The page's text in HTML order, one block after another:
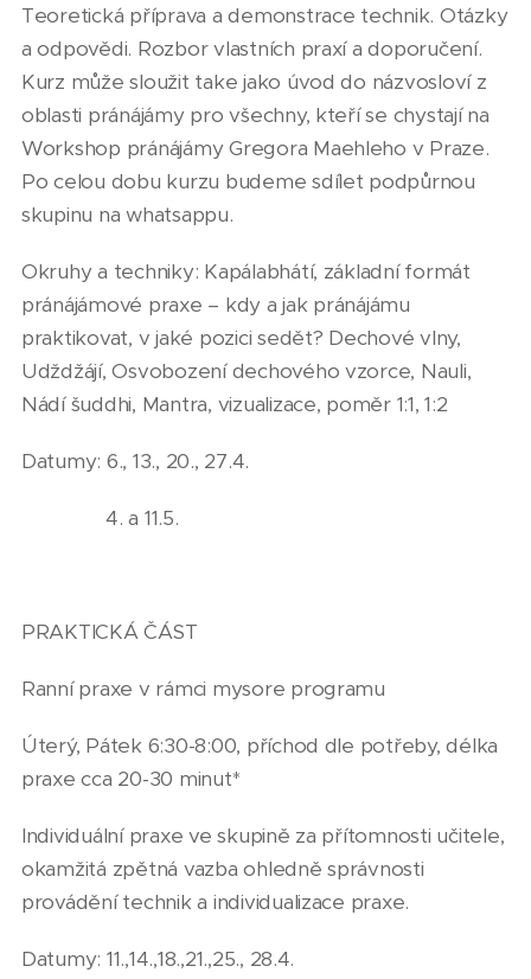
Teoretická příprava a demonstrace technik. Otázky
a odpovědi. Rozbor vlastních praxí a doporučení.
Kurz může sloužit take jako úvod do názvosloví z
oblasti pránájámy pro všechny, kteří se chystají na
Workshop pránájámy Gregora Maehleho v Praze.
Po celou dobu kurzu budeme sdílet podpůrnou
skupinu na whatsappu.
Okruhy a techniky: Kapálabhátí, základní formát
pránájámové praxe – kdy a jak pránájámu
praktikovat, v jaké pozici sedět? Dechové vlny,
Udždžájí, Osvobození dechového vzorce, Nauli,
Nádí šuddhi, Mantra, vizualizace, poměr 1:1, 1:2
Datumy: 6., 13., 20., 27.4.
4. a 11.5.
PRAKTICKÁ ČÁST
Ranní praxe v rámci mysore programu
Úterý, Pátek 6:30-8:00, příchod dle potřeby, délka
praxe cca 20-30 minut*
Individuální praxe ve skupině za přítomnosti učitele,
okamžitá zpětná vazba ohledně správnosti
provádění technik a individualizace praxe.
Datumy: 11.,14.,18.,21.,25., 28.4.